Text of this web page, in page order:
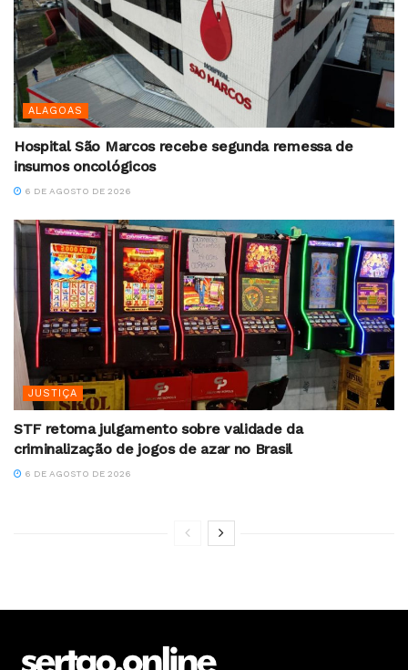
ALAGOAS
Hospital São Marcos recebe segunda remessa de
insumos oncológicos
6 DE AGOSTO DE 2026
JUSTIÇA
STF retoma julgamento sobre validade da
criminalização de jogos de azar no Brasil
6 DE AGOSTO DE 2026